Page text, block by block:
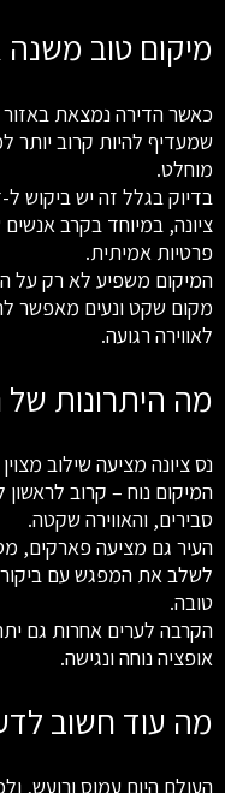
מיקום טוב
כאשר הדירה נמצאת באזור
שמעדיף להיות קרוב יותר
מוחלט.
בדיוק בגלל זה יש ביקוש
ציונה, במיוחד בקרב
פרטיות אמיתית.
המיקום משפיע לא רק על
מקום שקט ונעים מאפשר
לאווירה רגועה.
מה היתרונות של
נס ציונה מציעה שילוב
המיקום נוח – קרוב לראשון
סבירים, והאווירה שקטה.
העיר גם מציעה פארקים,
לשלב את המפגש עם ביקור
טובה.
הקרבה לערים אחרות גם
אופציה נוחה ונגישה.
מה עוד חשוב
העולם היום עמוס ורועש,